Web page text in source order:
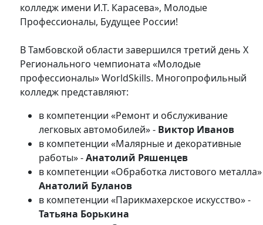
колледж имени И.Т. Карасева», Молодые
Профессионалы, Будущее России!
В Тамбовской области завершился третий день X
Регионального чемпионата «Молодые
профессионалы» WorldSkills. Многопрофильный
колледж представляют:
в компетенции «Ремонт и обслуживание
легковых автомобилей» - Виктор Иванов
в компетенции «Малярные и декоративные
работы» -Анатолий Ряшенцев
в компетенции «Обработка листового
Анатолий Буланов
в компетенции «Парикмахерское искусство» -
Татьяна Борькина